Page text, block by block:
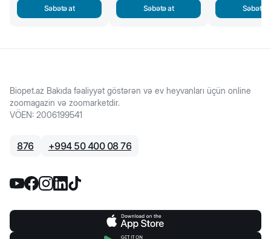
Səbətə at Səbətə at Səbətə
Biopet.az Bakıda fəaliyyət göstərən və ev heyvanları üçün online
zoomagazin və zoomarketdir.
VÖEN: 2006199541
876 +994 50 400 08 76